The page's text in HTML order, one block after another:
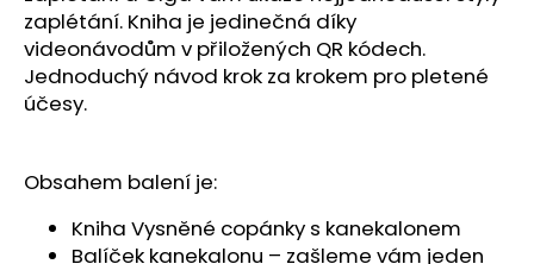
zaplétání. Kniha je jedinečná díky
videonávodům v přiložených QR kódech.
Jednoduchý návod krok za krokem pro pletené
účesy.
Obsahem balení je:
Kniha Vysněné copánky s kanekalonem
Balíček kanekalonu – zašleme vám jeden
o
r
u
č
e